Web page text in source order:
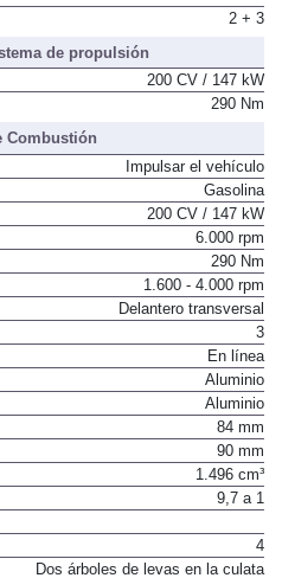
5
de propulsión
200 CV / 147 kW
Combustión
Impulsar el vehículo
Gasolina
200 CV / 147 kW
6.000 rpm
290 Nm
1.600 - 4.000 rpm
Delantero transversal
3
En línea
Aluminio
Aluminio
84 mm
90 mm
1.496 cm³
4